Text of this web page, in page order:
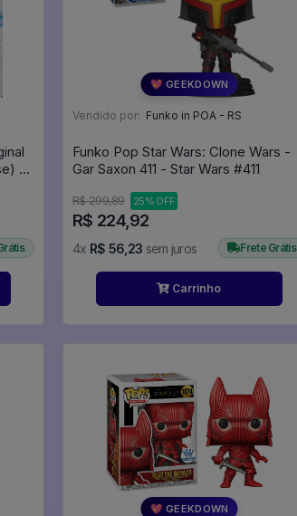
-
💖 GEEKDOWN
Vendido por: Funko in POA - RS
Funko Pop Star Wars: Clone Wars -
Gar Saxon 411 - Star Wars #411
R$ 299,89 25% OFF
R$ 224,92
4x R$ 56,23 sem juros Frete Grátis
Carrinho
💖 GEEKDOWN